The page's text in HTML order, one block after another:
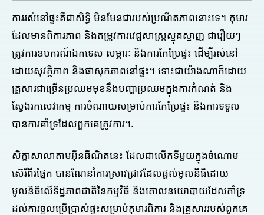
ការរស់នៅផ្ទះគឺជាសិទ្ធិ មិនមែនជារបស់ប្រណីតភាពនោះទេ។ កុមារ
ដែលមានពិការភាព និងតម្រូវការវេជ្ជសាស្រ្តស្មុគស្មាញ ជារឿយៗ
ត្រូវការឧបករណ៍ឯកទេស សម្ភារៈ និងការកែប្រែផ្ទះ ដើម្បីរស់នៅ
ដោយសុវត្ថិភាព និងផាសុកភាពនៅផ្ទះ។ ទោះជាយ៉ាងណាក៏ដោយ
គ្រួសារជាច្រើនប្រឈមមុខនឹងបញ្ហាប្រឈមក្នុងការកំណត់ និង
ស្វែងរកសេវាកម្ម ការចំណាយសម្រាប់ការកែប្រែផ្ទះ និងការទទួល
បានការគាំទ្រដែលពួកគេត្រូវការ។.
សិក្ខាសាលាតាមអ៊ីនធឺណិតនេះ ដែលជាលើកទីមួយក្នុងចំណោម
ស៊េរីពីរផ្នែក បានណែនាំការស្រាវជ្រាវដែលផ្តល់មូលនិធិដោយ
មូលនិធិលើទិដ្ឋភាពជាតិនៃកម្មវិធី និងគោលនយោបាយដែលគាំទ្រ
ដល់ការចូលប្រើប្រាស់ផ្ទះសម្រាប់កុមារពិការ និងគ្រួសាររបស់ពួកគេ